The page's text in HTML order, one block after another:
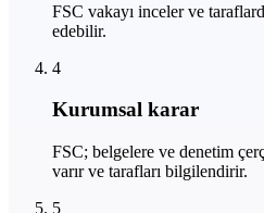
FSC vakayı inceler ve
edebilir.
4
Kurumsal karar
FSC; belgelere ve denetim
varır ve tarafları bilgilendirir.
5